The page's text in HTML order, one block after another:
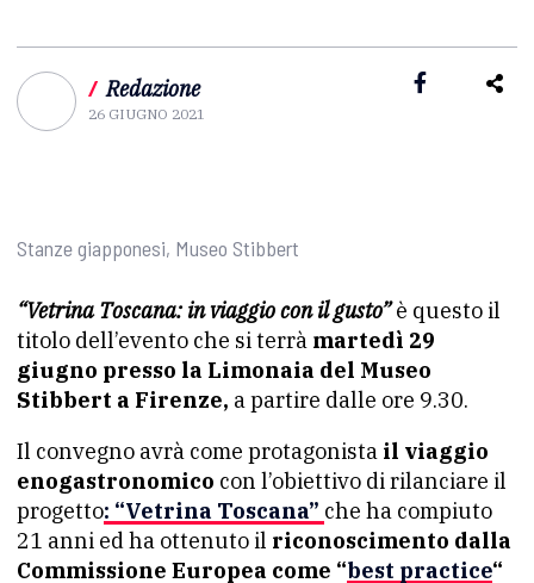
/ Redazione
26 GIUGNO 2021
Stanze giapponesi, Museo Stibbert
“Vetrina Toscana: in viaggio con il gusto” è questo il
titolo dell’evento che si terrà martedì 29
giugno presso la Limonaia del Museo
Stibbert a Firenze, a partire dalle ore 9.30.
Il convegno avrà come protagonista il viaggio
enogastronomico con l’obiettivo di rilanciare il
progetto: “Vetrina Toscana” che ha compiuto
21 anni ed ha ottenuto il riconoscimento dalla
Commissione Europea come “best practice“